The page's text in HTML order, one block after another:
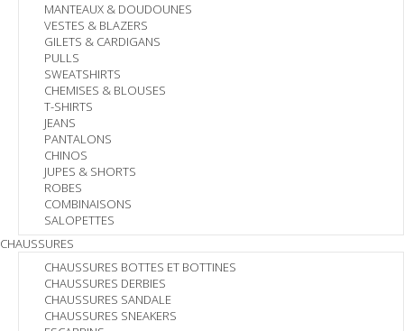
MANTEAUX & DOUDOUNES
VESTES & BLAZERS
GILETS & CARDIGANS
PULLS
SWEATSHIRTS
CHEMISES & BLOUSES
T-SHIRTS
JEANS
PANTALONS
CHINOS
JUPES & SHORTS
ROBES
COMBINAISONS
SALOPETTES
CHAUSSURES
CHAUSSURES BOTTES ET BOTTINES
CHAUSSURES DERBIES
CHAUSSURES SANDALE
CHAUSSURES SNEAKERS